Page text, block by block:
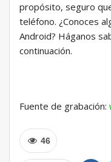
propósito, seguro
teléfono. ¿Conoces
Android? Háganos
continuación.
Fuente de grabación:
46